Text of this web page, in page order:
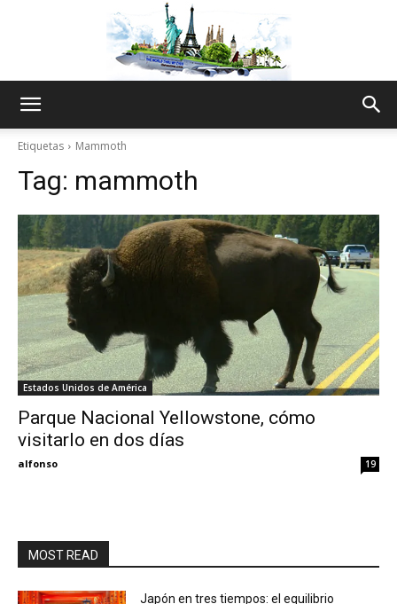
Thru
My
Etiquetas Mammoth
Tag: mammoth
Estados Unidos de América
Parque Nacional Yellowstone, cómo
visitarlo en dos días
alfonso 19
MOST READ
Japón en tres tiempos: el equilibrio